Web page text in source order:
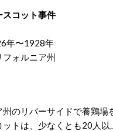
スコット事件
年〜1928年
ォルニア州
州のリバーサイドで養鶏場
ットは、少なくとも20人